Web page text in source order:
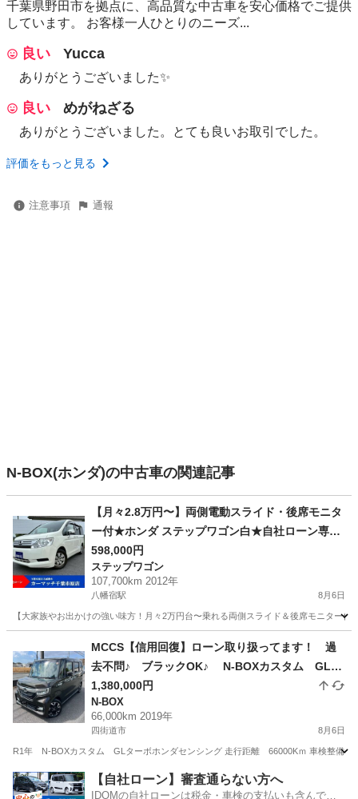
千葉県野田市を拠点に、高品質な中古車を安心価格でご提供
しています。 お客様一人ひとりのニーズ...
良い Yucca
ありがとうございました✨
良い めがねざる
ありがとうございました。とても良いお取引でした。
評価をもっと見る
注意事項 通報
N-BOX(ホンダ)の中古車の関連記事
【月々2.8万円〜】両側電動スライド・後席モニタ
ー付★ホンダ ステップワゴン白★自社ローン専門
だからブラック・債務整理・他社否決でも審査通
過率90%超！
598,000円
ステップワゴン
107,700km 2012年
八幡宿駅 8月6日
【大家族やお出かけの強い味方！月々2万円台〜乗れる両側スライド＆後席モニター
八幡宿駅 ステップワゴン パール
MCCS【信用回復】ローン取り扱ってます！ 過
去不問♪ ブラックOK♪ N-BOXカスタム GLタ
ーボホンダセンシング お問い合わせ大歓迎です
♪！
1,380,000円
N-BOX
66,000km 2019年
四街道市 8月6日
R1年 N-BOXカスタム GLターボホンダセンシング 走行距離 66000Kｍ 車検整備付
千葉 四街道市 N-BOX MCCS
【自社ローン】審査通らない方へ
IDOMの自社ローンは税金・車検の支払いも含んでい